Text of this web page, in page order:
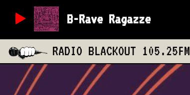
B-Rave Ragazze
RADIO BLACKOUT 105.25FM